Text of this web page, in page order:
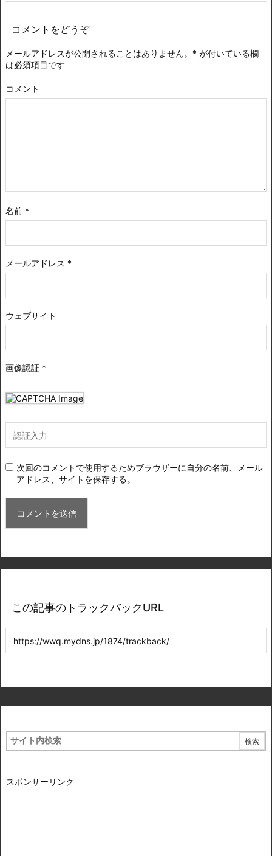
コメントをどうぞ
メールアドレスが公開されることはありません。 * が付いている欄
は必須項目です
コメント
名前 *
メールアドレス *
ウェブサイト
画像認証 *
次回のコメントで使用するためブラウザーに自分の名前、メール
アドレス、サイトを保存する。
この記事のトラックバックURL
スポンサーリンク